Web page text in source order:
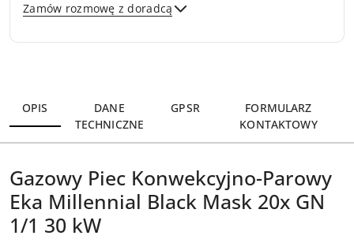
Zamów rozmowę z doradcą
OPIS
DANE
TECHNICZNE
GPSR
FORMULARZ
KONTAKTOWY
Gazowy Piec Konwekcyjno-Parowy
Eka Millennial Black Mask 20x GN
1/1 30 kW